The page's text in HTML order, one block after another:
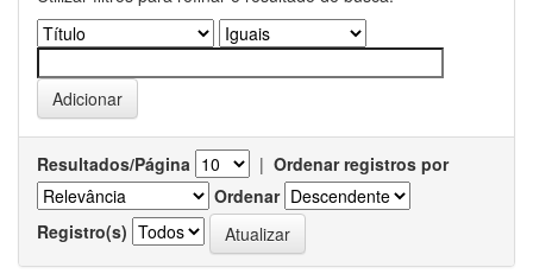
Resultados/Página | Ordenar registros por
Ordenar
Registro(s)